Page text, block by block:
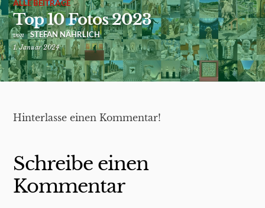
ALLE BEITRÄGE
Top 10 Fotos 2023
von STEFAN NÄHRLICH
1. Januar 2024
Hinterlasse einen Kommentar!
Schreibe einen
Kommentar